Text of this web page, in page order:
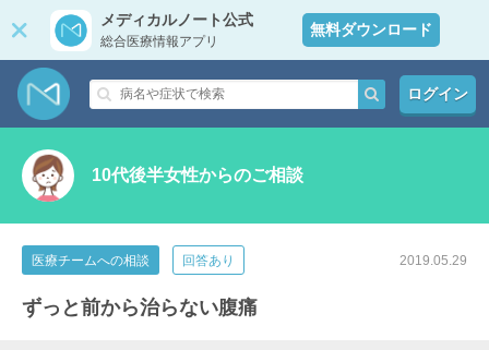
メディカルノート公式
総合医療情報アプリ
無料ダウンロード
ログイン
10代後半女性からのご相談
医療チームへの相談 回答あり 2019.05.29
ずっと前から治らない腹痛